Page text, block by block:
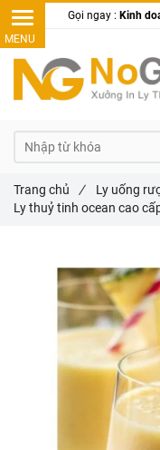
Trang chủ / Ly uống
Ly thuỷ tinh ocean cao
Gọi ngay : Kinh